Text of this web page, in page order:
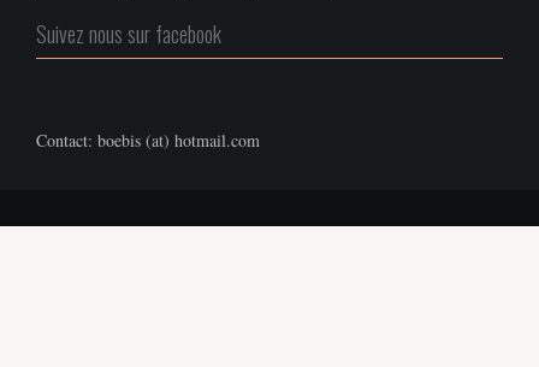
Suivez nous sur facebook
Contact: boebis (at) hotmail.com